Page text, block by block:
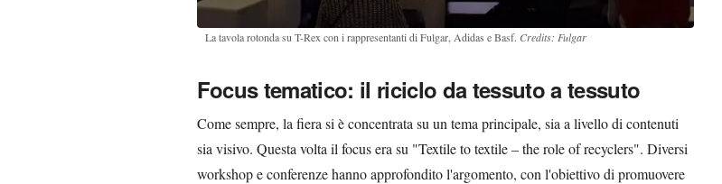
La tavola rotonda su T-Rex con i rappresentanti di Fulgar, Adidas e Basf. Credits: Fulgar
Focus tematico: il riciclo da tessuto a tessuto
Come sempre, la fiera si è concentrata su un tema principale, sia a livello di contenuti
sia visivo. Questa volta il focus era su "Textile to textile – the role of recyclers". Diversi
workshop e conferenze hanno approfondito l'argomento, con l'obiettivo di promuovere